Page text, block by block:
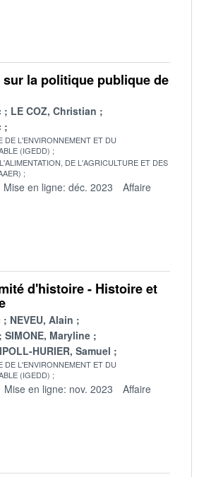
sur la politique publique de
LE COZ, Christian
DE L'ENVIRONNEMENT ET DU
(IGEDD)
DE L'AGRICULTURE ET DES
Mise en ligne: déc. 2023
Affaire
d'histoire - Histoire et
NEVEU, Alain
SIMONE, Maryline
HURIER, Samuel
DE L'ENVIRONNEMENT ET DU
(IGEDD)
Mise en ligne: nov. 2023
Affaire